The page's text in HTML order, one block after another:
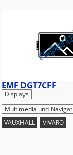
EMF DGT7CFF
Displays
Multimedia und
VAUXHALL
VIVARO